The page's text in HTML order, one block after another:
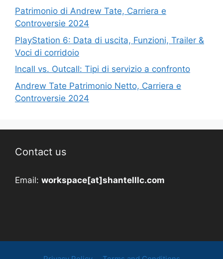
Patrimonio di Andrew Tate, Carriera e
Controversie 2024
PlayStation 6: Data di uscita, Funzioni, Trailer &
Voci di corridoio
Incall vs. Outcall: Tipi di servizio a confronto
Andrew Tate Patrimonio Netto, Carriera e
Controversie 2024
Contact us
Email: workspace[at]shantelllc.com